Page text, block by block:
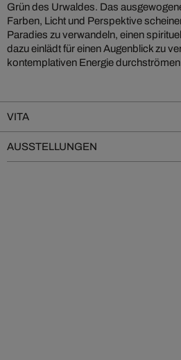
Grün des Urwaldes. Das
Farben, Licht und Perspektive
Paradies zu verwandeln, einen
dazu einlädt für einen Augenblick zu
kontemplativen Energie
VITA
AUSSTELLUNGEN